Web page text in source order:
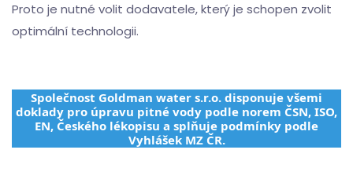
Proto je nutné volit dodavatele, který je schopen zvolit
optimální technologii.
Společnost Goldman water s.r.o. disponuje všemi
doklady pro úpravu pitné vody podle norem ČSN, ISO,
EN, Českého lékopisu a splňuje podmínky podle
Vyhlášek MZ ČR.